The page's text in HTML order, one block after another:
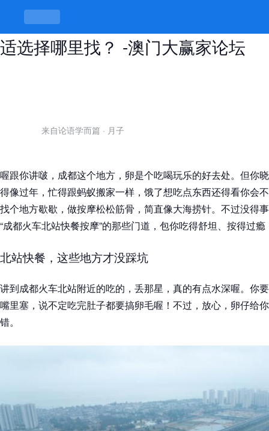
成都火车北站快餐按摩，旅途中的舒
适选择哪里找？ -澳门大赢家论坛
来自论语学而篇 · 月子
喔跟你讲啵，成都这个地方，卵是个吃喝玩乐的好去处。但你
得像过年，忙得跟蚂蚁搬家一样，饿了想吃点东西还得看你会
找个地方歇歇，做按摩松松筋骨，简直像大海捞针。不过没得
“成都火车北站快餐按摩”的那些门道，包你吃得舒坦、按得过瘾
北站快餐，这些地方才没踩坑
讲到成都火车北站附近的吃的，丢那星，真的有点水深喔。你
嘴里塞，说不定吃完肚子都要搞卵毛喔！不过，放心，卵仔给
错。